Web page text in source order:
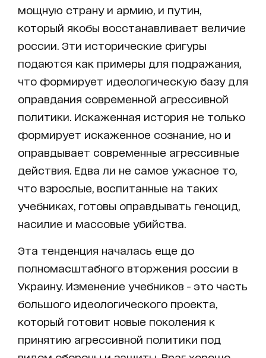
мощную страну и армию, и путин,
который якобы восстанавливает величие
россии. Эти исторические фигуры
подаются как примеры для подражания,
что формирует идеологическую базу для
оправдания современной агрессивной
политики. Искаженная история не только
формирует искаженное сознание, но и
оправдывает современные агрессивные
действия. Едва ли не самое ужасное то,
что взрослые, воспитанные на таких
учебниках, готовы оправдывать геноцид,
насилие и массовые убийства.
Эта тенденция началась еще до
полномасштабного вторжения россии в
Украину. Изменение учебников - это часть
большого идеологического проекта,
который готовит новые поколения к
принятию агрессивной политики под